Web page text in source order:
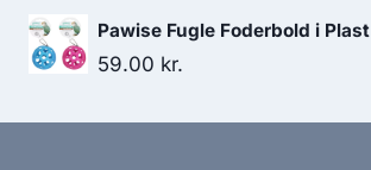
Pawise Fugle Foderbold i Plast
59.00 kr.